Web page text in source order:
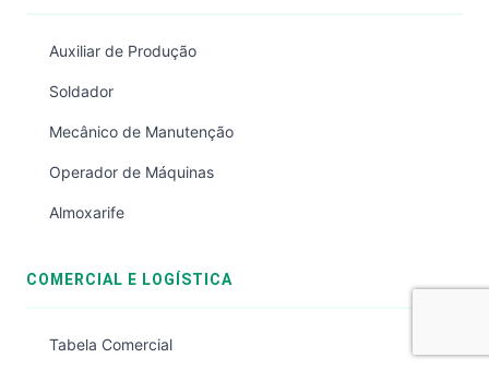
Auxiliar de Produção
Soldador
Mecânico de Manutenção
Operador de Máquinas
Almoxarife
COMERCIAL E LOGÍSTICA
Tabela Comercial